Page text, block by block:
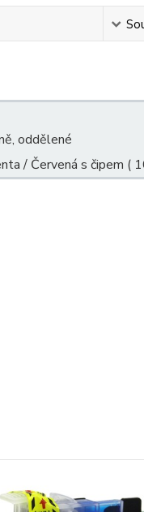
oddělené
/ Červená s čipem (